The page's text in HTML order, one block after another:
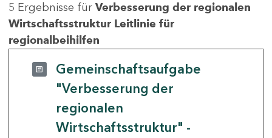
5 Ergebnisse für Verbesserung der regionalen
Wirtschaftsstruktur Leitlinie für
regionalbeihilfen
Gemeinschaftsaufgabe
"Verbesserung der
regionalen
Wirtschaftsstruktur" -